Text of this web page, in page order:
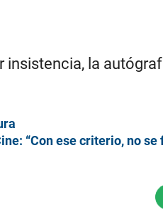
insistencia, la
“Con ese criterio, no